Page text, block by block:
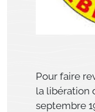
Pour faire
la libération
septembre